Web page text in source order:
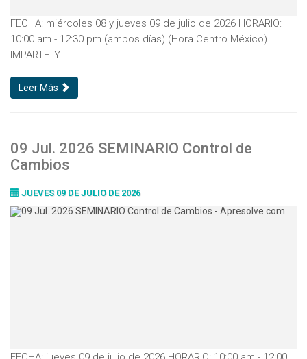
FECHA: miércoles 08 y jueves 09 de julio de 2026 HORARIO:
10:00 am - 12:30 pm (ambos días) (Hora Centro México)
IMPARTE: Y
Leer Más
09 Jul. 2026 SEMINARIO Control de
Cambios
JUEVES 09 DE JULIO DE 2026